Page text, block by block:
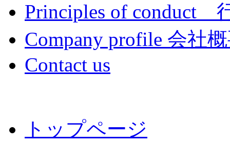
Principles of conduct
Company profile 会社
Contact us
トップページ